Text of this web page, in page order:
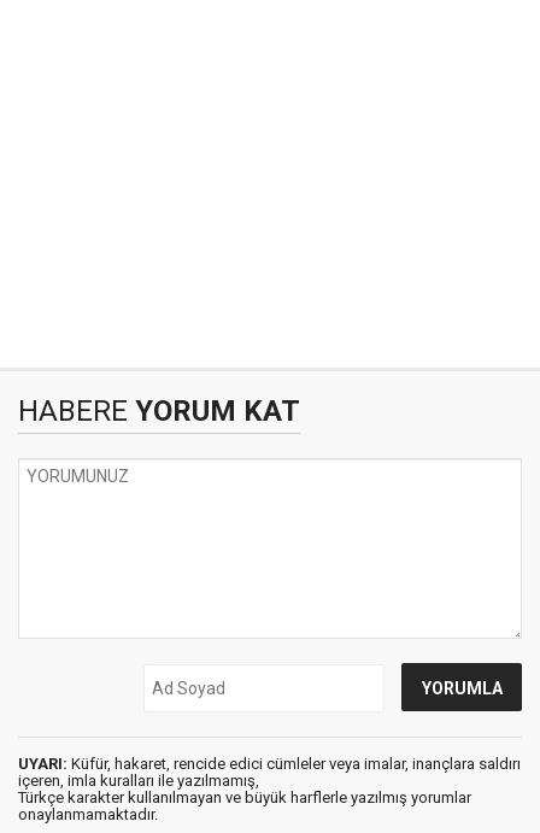
HABERE YORUM KAT
UYARI: Küfür, hakaret, rencide edici cümleler veya imalar, inançlara saldırı
içeren, imla kuralları ile yazılmamış,
Türkçe karakter kullanılmayan ve büyük harflerle yazılmış yorumlar
onaylanmamaktadır.